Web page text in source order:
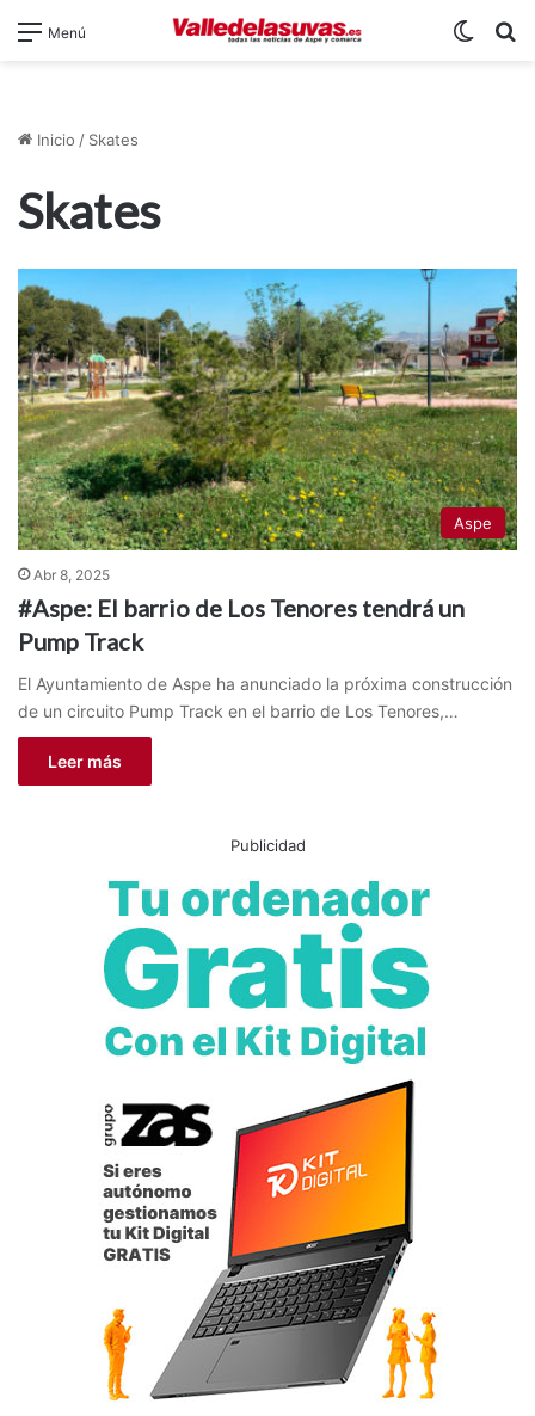
Menú
Inicio / Skates
Skates
Aspe
Abr 8, 2025
#Aspe: El barrio de Los Tenores tendrá un
Pump Track
El Ayuntamiento de Aspe ha anunciado la próxima construcción
de un circuito Pump Track en el barrio de Los Tenores,…
Leer más
Publicidad